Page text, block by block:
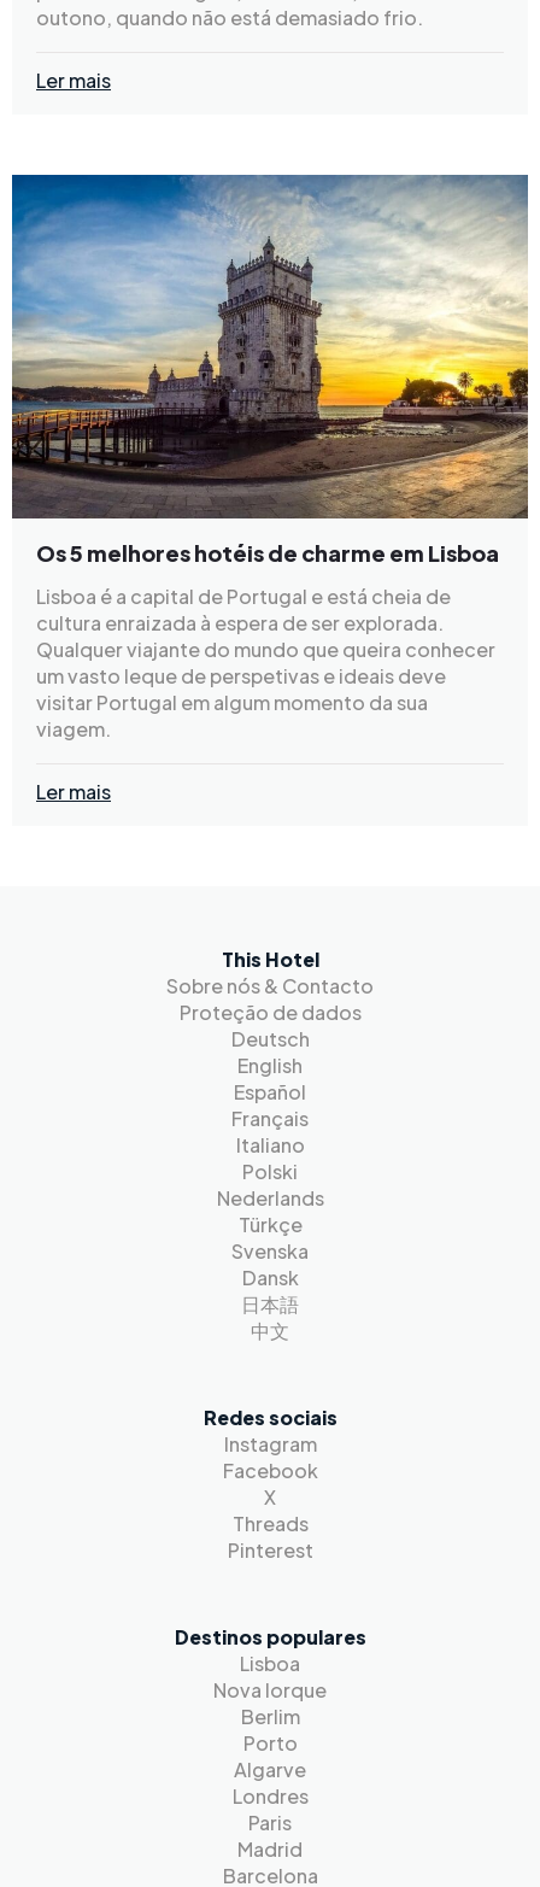
outono, quando não está demasiado frio.
Ler mais
Os 5 melhores hotéis de charme em Lisboa
Lisboa é a capital de Portugal e está cheia de
cultura enraizada à espera de ser explorada.
Qualquer viajante do mundo que queira conhecer
um vasto leque de perspetivas e ideais deve
visitar Portugal em algum momento da sua
viagem.
Ler mais
This Hotel
Sobre nós & Contacto
Proteção de dados
Deutsch
English
Español
Français
Italiano
Polski
Nederlands
Türkçe
Svenska
Dansk
日本語
中文
Redes sociais
Instagram
Facebook
X
Threads
Pinterest
Destinos populares
Lisboa
Nova Iorque
Berlim
Porto
Algarve
Londres
Paris
Madrid
Barcelona